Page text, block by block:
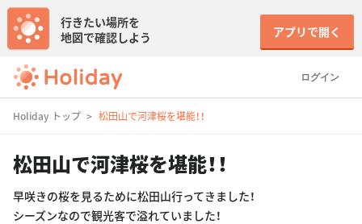
ログイン
行きたい場所を
地図で確認しよう
アプリで開く
Holiday トップ 松田山で河津桜を堪能！！
松田山で河津桜を堪能！！
早咲きの桜を見るために松田山行ってきました！
シーズンなので観光客で溢れていました！